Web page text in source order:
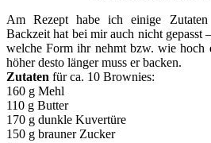
Am Rezept habe ich einige
Backzeit hat bei mir auch nicht gepasst
welche Form ihr nehmt bzw. wie hoch
höher desto länger muss er backen.
Zutaten für ca. 10 Brownies:
160 g Mehl
110 g Butter
170 g dunkle Kuvertüre
150 g brauner Zucker